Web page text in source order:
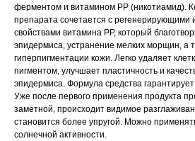
ферментом и витамином PP (никотиамид).
препарата сочетается с регенерирующими
свойствами витамина PP, который
эпидермиса, устранение мелких морщин, а
гиперпигментации кожи. Легко удаляет
пигментом, улучшает пластичность и
эпидермиса. Формула средства
Уже после первого применения продукта
заметной, происходит видимое
становится более упругой. Можно
солнечной активности.